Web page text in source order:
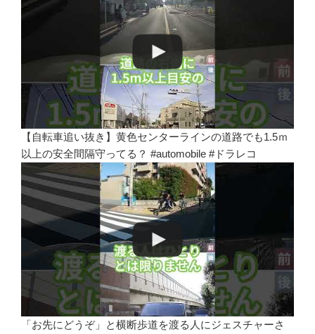
【自転車追い抜き】黄色センターラインの道路でも1.5ｍ
以上の安全間隔守ってる？ #automobile #ドラレコ
「お先にどうぞ」と横断歩道を渡る人にジェスチャーさ